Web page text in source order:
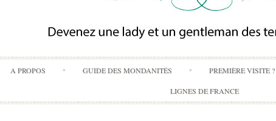
Skip
to
content
A PROPOS GUIDE DES MONDANITÉS PREMIÈRE VISITE ?
LIGNES DE FRANCE